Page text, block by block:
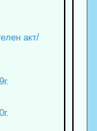
акт/